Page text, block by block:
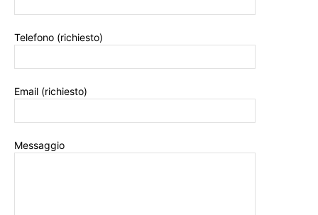
Telefono (richiesto)
Email (richiesto)
Messaggio